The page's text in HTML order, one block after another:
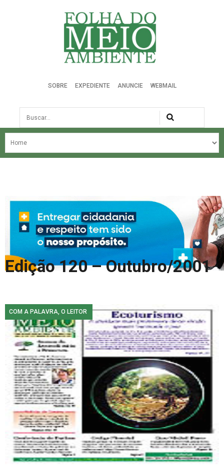
Folha do Meio Ambiente
SOBRE EXPEDIENTE ANUNCIE WEBMAIL
Busca
NOSSA HISTÓRIA
EDIÇÕES ANTERIORES
COLUNA DO MEIO
FALE CONOSCO
Edição 120 – Outubro/2001
COM A PALAVRA, O LEITOR